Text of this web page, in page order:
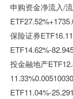
申购资金净流入/
保险证券
ETF14.62%-
投金融地产
ETF11.04%-